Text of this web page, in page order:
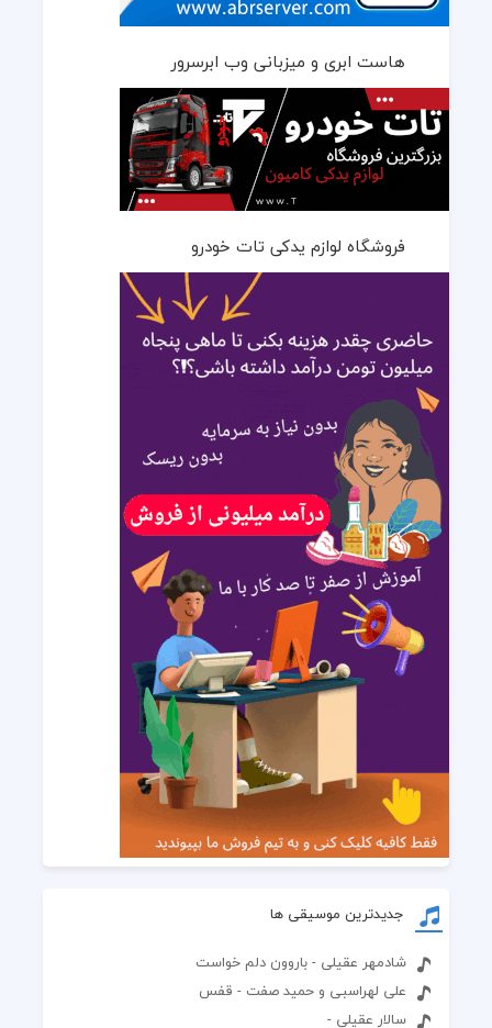
هاست ابری و میزبانی وب ابرسرور
فروشگاه لوازم یدکی تات خودرو
جدیدترین موسیقی ها
شادمهر عقیلی - باروون دلم خواست
علی لهراسبی و حمید صفت - قفس
سالار عقیلی -